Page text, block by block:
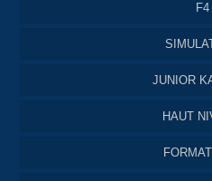
F4
JUNIOR
HAUT